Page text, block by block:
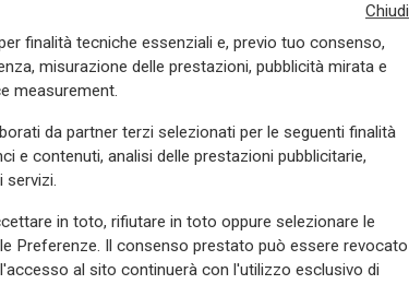
a
sul
Chiudi
finalità tecniche essenziali e, previo tuo consenso,
misurazione delle prestazioni, pubblicità mirata e
measurement.
da partner terzi selezionati per le seguenti finalità
e contenuti, analisi delle prestazioni pubblicitarie,
servizi.
in toto, rifiutare in toto oppure selezionare le
Preferenze. Il consenso prestato può essere revocato
al sito continuerà con l'utilizzo esclusivo di